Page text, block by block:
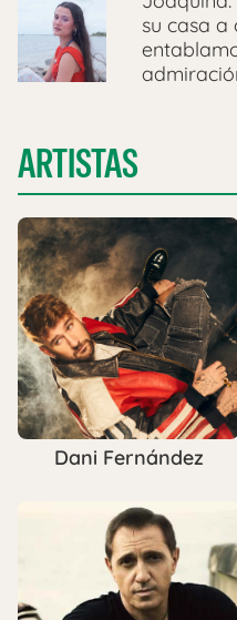
su casa a
ARTISTAS
Dani Fernández